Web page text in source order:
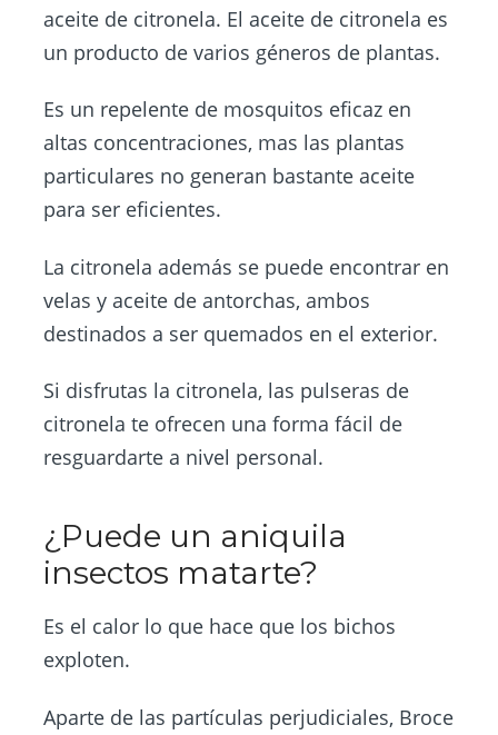
aceite de citronela. El aceite de citronela es
un producto de varios géneros de plantas.
Es un repelente de mosquitos eficaz en
altas concentraciones, mas las plantas
particulares no generan bastante aceite
para ser eficientes.
La citronela además se puede encontrar en
velas y aceite de antorchas, ambos
destinados a ser quemados en el exterior.
Si disfrutas la citronela, las pulseras de
citronela te ofrecen una forma fácil de
resguardarte a nivel personal.
¿Puede un aniquila
insectos matarte?
Es el calor lo que hace que los bichos
exploten.
Aparte de las partículas perjudiciales, Broce